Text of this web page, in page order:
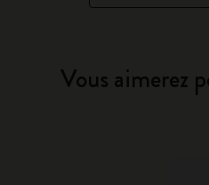
Vous aimerez